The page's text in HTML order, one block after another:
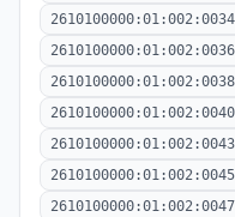
2610100000:01:002:0034
2610100000:01:002:0036
2610100000:01:002:0038
2610100000:01:002:0040
2610100000:01:002:0043
2610100000:01:002:0045
2610100000:01:002:0047